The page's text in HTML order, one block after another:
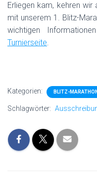
Erliegen kam, kehren wir
mit unserem 1. Blitz-
wichtigen
Turnierseite.
Kategorien: BLITZ-MARATHON
Schlagwörter: